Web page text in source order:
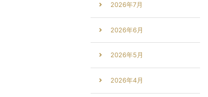
2026年7月
2026年6月
2026年5月
2026年4月